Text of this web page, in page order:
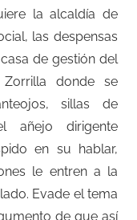
la alcaldía de
las despensas
de gestión del
Zorrilla donde se
sillas de
añejo dirigente
en su hablar,
le entren a la
Evade el tema
de que así